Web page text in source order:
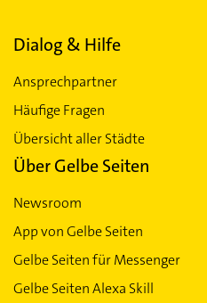
Dialog & Hilfe
Ansprechpartner
Häufige Fragen
Übersicht aller Städte
Über Gelbe Seiten
Newsroom
App von Gelbe Seiten
Gelbe Seiten für Messenger
Gelbe Seiten Alexa Skill